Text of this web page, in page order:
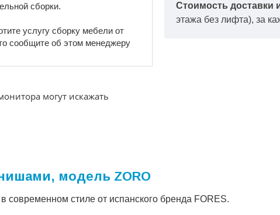
сборки.
услугу сборку мебели от
сообщите об этом менеджеру
могут искажать
Стоимость доставки
этажа без лифта), за
модель ZORO
современном стиле от испанского бренда FORES.